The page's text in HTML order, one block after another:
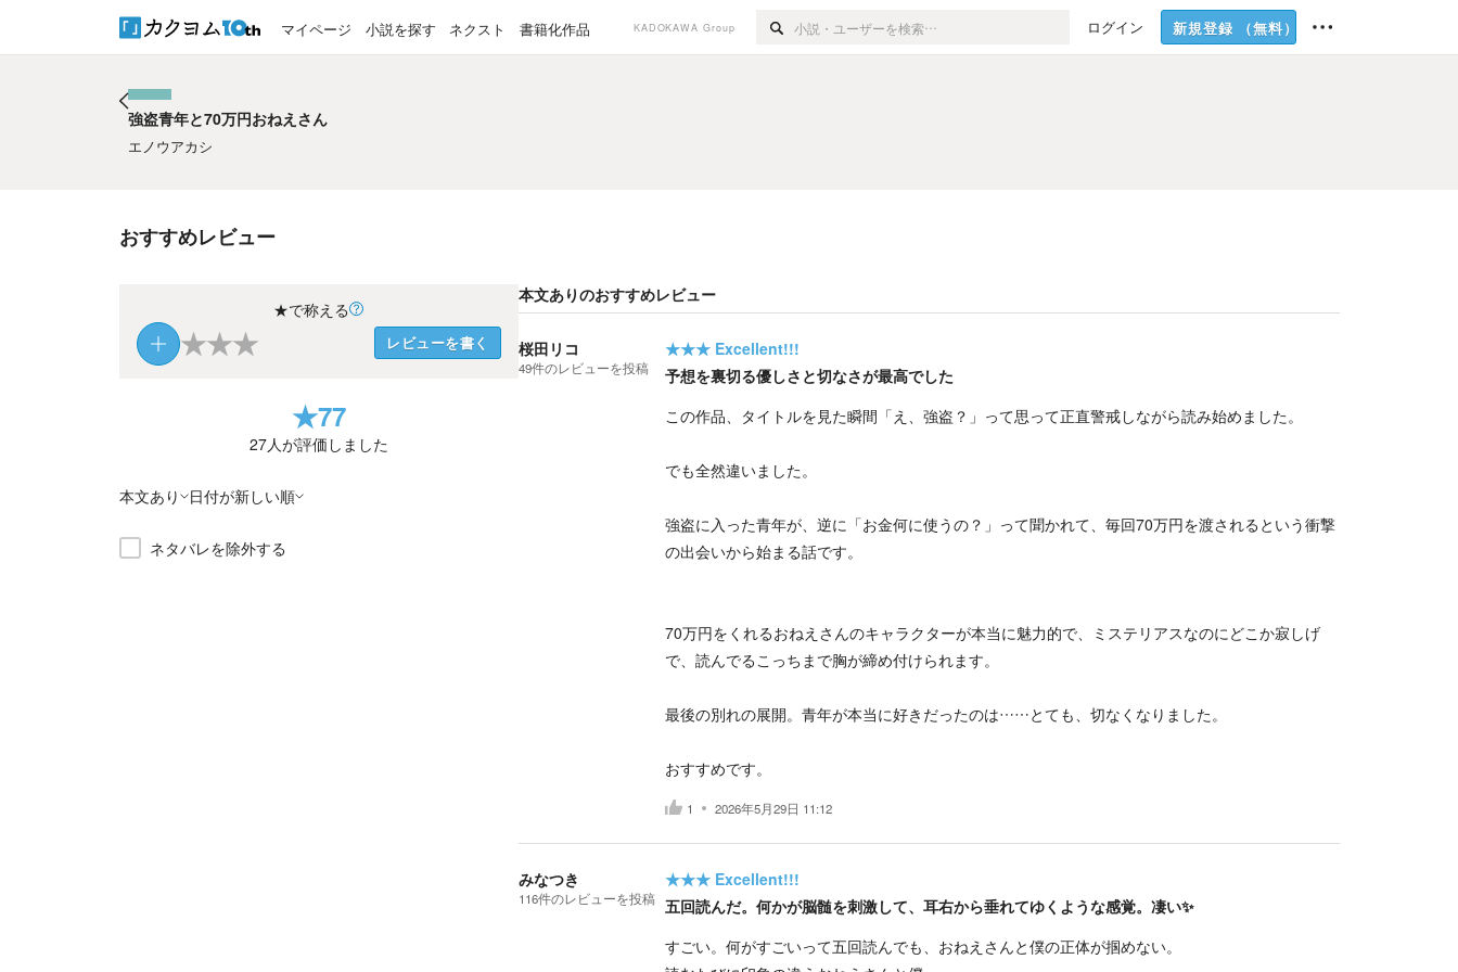
マイページ 小説を探す ネクスト 書籍化作品 KADOKAWA Group ログイン 新規登録 （無料）
強盗青年と70万円おねえさん
エノウアカシ
おすすめレビュー
★で称える
★★★ レビューを書く
★77
27人が評価しました
本文あり 日付が新しい順
ネタバレを除外する
本文ありのおすすめレビュー
桜田リコ
49件のレビューを投稿
★★★ Excellent!!!
予想を裏切る優しさと切なさが最高でした
この作品、タイトルを見た瞬間「え、強盗？」って思って正直警戒しながら読み始めました。
でも全然違いました。
強盗に入った青年が、逆に「お金何に使うの？」って聞かれて、毎回70万円を渡されるという衝撃
の出会いから始まる話です。
70万円をくれるおねえさんのキャラクターが本当に魅力的で、ミステリアスなのにどこか寂しげ
で、読んでるこっちまで胸が締め付けられます。
最後の別れの展開。青年が本当に好きだったのは……とても、切なくなりました。
おすすめです。
1 2026年5月29日 11:12
みなつき
116件のレビューを投稿
★★★ Excellent!!!
五回読んだ。何かが脳髄を刺激して、耳右から垂れてゆくような感覚。凄い✨
すごい。何がすごいって五回読んでも、おねえさんと僕の正体が掴めない。